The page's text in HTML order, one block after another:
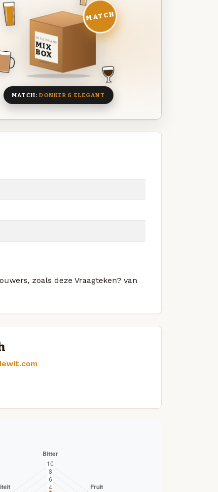
DEZE MAAND
MIX
BOX
8 BIEREN
MATCH
MATCH:DONKER & ELEGANT
zoals deze Vraagteken? van